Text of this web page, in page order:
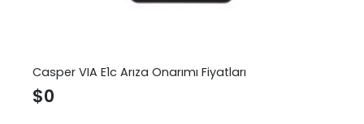
Casper VIA E1c Arıza Onarımı Fiyatları
$0